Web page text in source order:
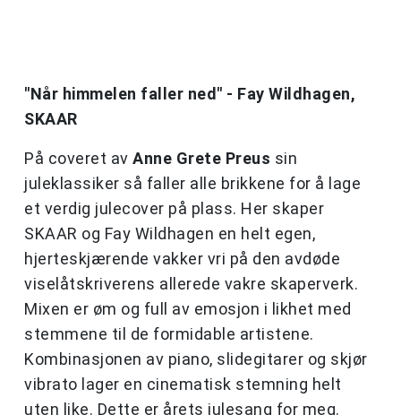
"Når himmelen faller ned" - Fay Wildhagen,
SKAAR
På coveret av Anne Grete Preus sin
juleklassiker så faller alle brikkene for å lage
et verdig julecover på plass. Her skaper
SKAAR og Fay Wildhagen en helt egen,
hjerteskjærende vakker vri på den avdøde
viselåtskriverens allerede vakre skaperverk.
Mixen er øm og full av emosjon i likhet med
stemmene til de formidable artistene.
Kombinasjonen av piano, slidegitarer og skjør
vibrato lager en cinematisk stemning helt
uten like. Dette er årets julesang for meg.